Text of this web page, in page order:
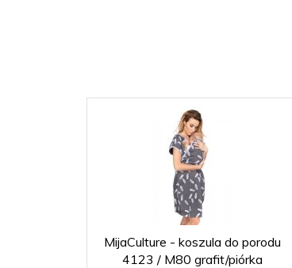
MijaCulture - koszula do porodu
4123 / M80 grafit/piórka